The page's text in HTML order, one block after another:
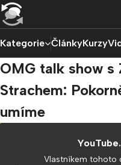
Kategorie ČlánkyKurzy
OMG talk show s
Strachem:
umíme
Vlastníkem tohoto